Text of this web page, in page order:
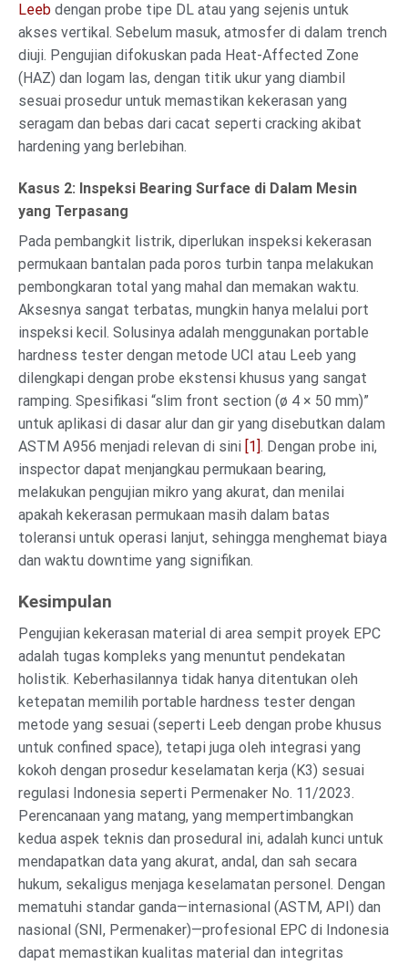
Leeb dengan probe tipe DL atau yang sejenis untuk
akses vertikal. Sebelum masuk, atmosfer di dalam trench
diuji. Pengujian difokuskan pada Heat-Affected Zone
(HAZ) dan logam las, dengan titik ukur yang diambil
sesuai prosedur untuk memastikan kekerasan yang
seragam dan bebas dari cacat seperti cracking akibat
hardening yang berlebihan.
Kasus 2: Inspeksi Bearing Surface di Dalam Mesin
yang Terpasang
Pada pembangkit listrik, diperlukan inspeksi kekerasan
permukaan bantalan pada poros turbin tanpa melakukan
pembongkaran total yang mahal dan memakan waktu.
Aksesnya sangat terbatas, mungkin hanya melalui port
inspeksi kecil. Solusinya adalah menggunakan portable
hardness tester dengan metode UCI atau Leeb yang
dilengkapi dengan probe ekstensi khusus yang sangat
ramping. Spesifikasi “slim front section (ø 4 × 50 mm)”
untuk aplikasi di dasar alur dan gir yang disebutkan dalam
ASTM A956 menjadi relevan di sini [1]. Dengan probe ini,
inspector dapat menjangkau permukaan bearing,
melakukan pengujian mikro yang akurat, dan menilai
apakah kekerasan permukaan masih dalam batas
toleransi untuk operasi lanjut, sehingga menghemat biaya
dan waktu downtime yang signifikan.
Kesimpulan
Pengujian kekerasan material di area sempit proyek EPC
adalah tugas kompleks yang menuntut pendekatan
holistik. Keberhasilannya tidak hanya ditentukan oleh
ketepatan memilih portable hardness tester dengan
metode yang sesuai (seperti Leeb dengan probe khusus
untuk confined space), tetapi juga oleh integrasi yang
kokoh dengan prosedur keselamatan kerja (K3) sesuai
regulasi Indonesia seperti Permenaker No. 11/2023.
Perencanaan yang matang, yang mempertimbangkan
kedua aspek teknis dan prosedural ini, adalah kunci untuk
mendapatkan data yang akurat, andal, dan sah secara
hukum, sekaligus menjaga keselamatan personel. Dengan
mematuhi standar ganda—internasional (ASTM, API) dan
nasional (SNI, Permenaker)—profesional EPC di Indonesia
dapat memastikan kualitas material dan integritas